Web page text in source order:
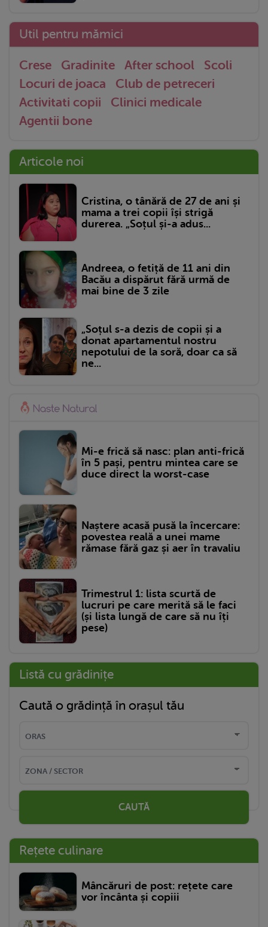
Util pentru mămici
Crese Gradinite After school
Scoli
Locuri de joaca
Club de petreceri
Activitati copii
Clinici medicale
Agentii bone
Articole noi
Cristina, o tânără de 27 de ani și
mama a trei copii își strigă
durerea. „Soțul și-a adus...
Andreea, o fetiță de 11 ani din
Bacău a dispărut fără urmă de
mai bine de 3 zile
„Soțul s-a dezis de copii și a
donat apartamentul nostru
nepotului de la soră, doar ca să
ne...
Mi-e frică să nasc: plan anti-frică
în 5 pași, pentru mintea care se
duce direct la worst-case
Naștere acasă pusă la încercare:
povestea reală a unei mame
rămase fără gaz și aer în travaliu
Trimestrul 1: lista scurtă de
lucruri pe care merită să le faci
(și lista lungă de care să nu îți
pese)
Listă cu grădinițe
Caută o grădință în orașul tău
CAUTĂ
Rețete culinare
Mâncăruri de post: rețete care
vor încânta și copiii